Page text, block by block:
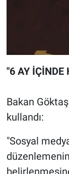
"6 AY İÇİNDE
Bakan
kullandı:
"Sosyal